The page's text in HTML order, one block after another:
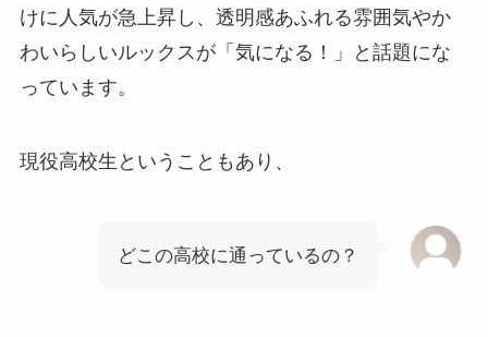
けに人気が急上昇し、透明感あふれる雰囲気やか
わいらしいルックスが「気になる！」と話題にな
っています。
現役高校生ということもあり、
どこの高校に通っているの？